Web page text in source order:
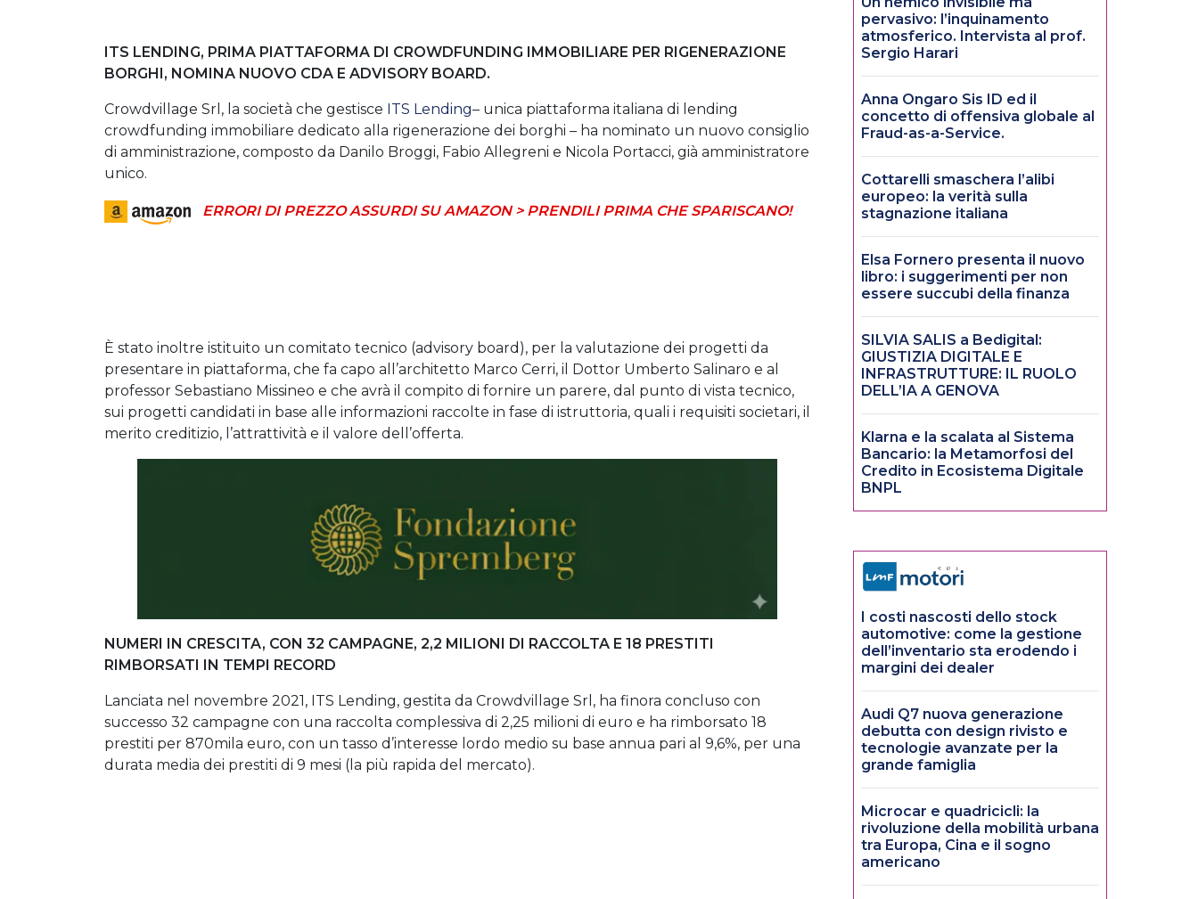
ITS LENDING, PRIMA PIATTAFORMA DI CROWDFUNDING IMMOBILIARE PER RIGENERAZIONE
BORGHI, NOMINA NUOVO CDA E ADVISORY BOARD.
Crowdvillage Srl, la società che gestisce ITS Lending– unica piattaforma italiana di lending
crowdfunding immobiliare dedicato alla rigenerazione dei borghi – ha nominato un nuovo consiglio
di amministrazione, composto da Danilo Broggi, Fabio Allegreni e Nicola Portacci, già amministratore
unico.
ERRORI DI PREZZO ASSURDI SU AMAZON > PRENDILI PRIMA CHE SPARISCANO!
È stato inoltre istituito un comitato tecnico (advisory board), per la valutazione dei progetti da
presentare in piattaforma, che fa capo all’architetto Marco Cerri, il Dottor Umberto Salinaro e al
professor Sebastiano Missineo e che avrà il compito di fornire un parere, dal punto di vista tecnico,
sui progetti candidati in base alle informazioni raccolte in fase di istruttoria, quali i requisiti societari, il
merito creditizio, l’attrattività e il valore dell’offerta.
NUMERI IN CRESCITA, CON 32 CAMPAGNE, 2,2 MILIONI DI RACCOLTA E 18 PRESTITI
RIMBORSATI IN TEMPI RECORD
Lanciata nel novembre 2021, ITS Lending, gestita da Crowdvillage Srl, ha finora concluso con
successo 32 campagne con una raccolta complessiva di 2,25 milioni di euro e ha rimborsato 18
prestiti per 870mila euro, con un tasso d’interesse lordo medio su base annua pari al 9,6%, per una
durata media dei prestiti di 9 mesi (la più rapida del mercato).
pervasivo: l’inquinamento
atmosferico. Intervista al prof.
Sergio Harari
Anna Ongaro Sis ID ed il
concetto di offensiva globale al
Fraud-as-a-Service.
Cottarelli smaschera l’alibi
europeo: la verità sulla
stagnazione italiana
Elsa Fornero presenta il nuovo
libro: i suggerimenti per non
essere succubi della finanza
SILVIA SALIS a Bedigital:
GIUSTIZIA DIGITALE E
INFRASTRUTTURE: IL RUOLO
DELL’IA A GENOVA
Klarna e la scalata al Sistema
Bancario: la Metamorfosi del
Credito in Ecosistema Digitale
BNPL
I costi nascosti dello stock
automotive: come la gestione
dell’inventario sta erodendo i
margini dei dealer
Audi Q7 nuova generazione
debutta con design rivisto e
tecnologie avanzate per la
grande famiglia
Microcar e quadricicli: la
rivoluzione della mobilità urbana
tra Europa, Cina e il sogno
americano